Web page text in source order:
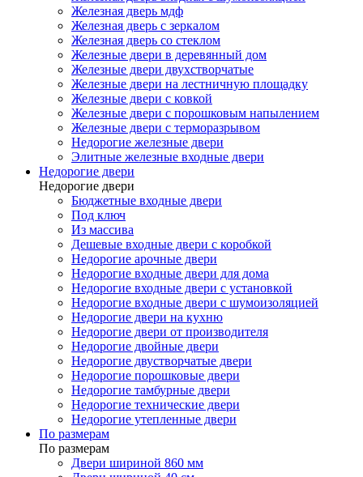
Железная дверь мдф
Железная дверь с зеркалом
Железная дверь со стеклом
Железные двери в деревянный дом
Железные двери двухстворчатые
Железные двери на лестничную площадку
Железные двери с ковкой
Железные двери с порошковым напылением
Железные двери с терморазрывом
Недорогие железные двери
Элитные железные входные двери
Недорогие двери
Недорогие двери
Бюджетные входные двери
Под ключ
Из массива
Дешевые входные двери с коробкой
Недорогие арочные двери
Недорогие входные двери для дома
Недорогие входные двери с установкой
Недорогие входные двери с шумоизоляцией
Недорогие двери на кухню
Недорогие двери от производителя
Недорогие двойные двери
Недорогие двустворчатые двери
Недорогие порошковые двери
Недорогие тамбурные двери
Недорогие технические двери
Недорогие утепленные двери
По размерам
По размерам
Двери шириной 860 мм